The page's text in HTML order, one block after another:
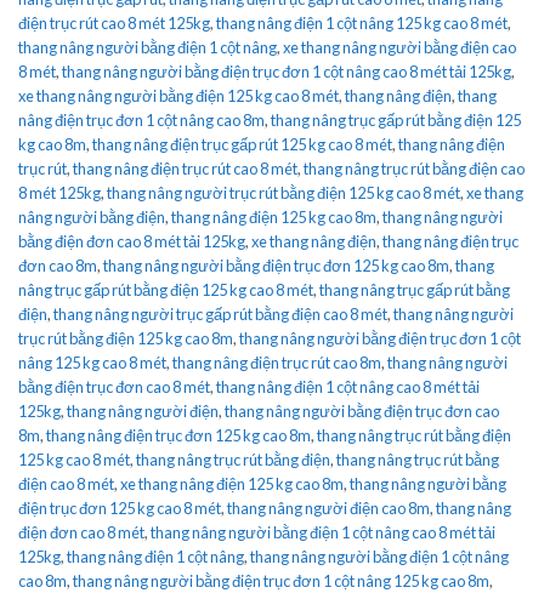
điện trục rút cao 8 mét 125kg,thang nâng điện 1 cột nâng 125 kg cao 8 mét,
thang nâng người bằng điện 1 cột nâng,xe thang nâng người bằng điện cao
8 mét,thang nâng người bằng điện trục đơn 1 cột nâng cao 8 mét tải 125kg,
xe thang nâng người bằng điện 125 kg cao 8 mét,thang nâng điện,thang
nâng điện trục đơn 1 cột nâng cao 8m,thang nâng trục gấp rút bằng điện 125
kg cao 8m,thang nâng điện trục gấp rút 125 kg cao 8 mét,thang nâng điện
trục rút,thang nâng điện trục rút cao 8 mét,thang nâng trục rút bằng điện cao
8 mét 125kg,thang nâng người trục rút bằng điện 125 kg cao 8 mét,xe thang
nâng người bằng điện,thang nâng điện 125 kg cao 8m,thang nâng người
bằng điện đơn cao 8 mét tải 125kg,xe thang nâng điện,thang nâng điện trục
đơn cao 8m,thang nâng người bằng điện trục đơn 125 kg cao 8m,thang
nâng trục gấp rút bằng điện 125 kg cao 8 mét,thang nâng trục gấp rút bằng
điện,thang nâng người trục gấp rút bằng điện cao 8 mét,thang nâng người
trục rút bằng điện 125 kg cao 8m,thang nâng người bằng điện trục đơn 1 cột
nâng 125 kg cao 8 mét,thang nâng điện trục rút cao 8m,thang nâng người
bằng điện trục đơn cao 8 mét,thang nâng điện 1 cột nâng cao 8 mét tải
125kg,thang nâng người điện,thang nâng người bằng điện trục đơn cao
8m,thang nâng điện trục đơn 125 kg cao 8m,thang nâng trục rút bằng điện
125 kg cao 8 mét,thang nâng trục rút bằng điện,thang nâng trục rút bằng
điện cao 8 mét,xe thang nâng điện 125 kg cao 8m,thang nâng người bằng
điện trục đơn 125 kg cao 8 mét,thang nâng người điện cao 8m,thang nâng
điện đơn cao 8 mét,thang nâng người bằng điện 1 cột nâng cao 8 mét tải
125kg,thang nâng điện 1 cột nâng,thang nâng người bằng điện 1 cột nâng
cao 8m,thang nâng người bằng điện trục đơn 1 cột nâng 125 kg cao 8m,